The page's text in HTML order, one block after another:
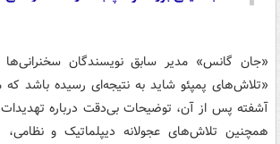
«جان گانس» مدیر سابق نویسندگان سخنرانی‌ها
«تلاش‌های پمپئو شاید به نتیجه‌ای رسیده باشد
آشفته پس از آن، توضیحات بی‌دقت درباره تهدیدات،
همچنین تلاش‌های عجولانه دیپلماتیک و نظامی،